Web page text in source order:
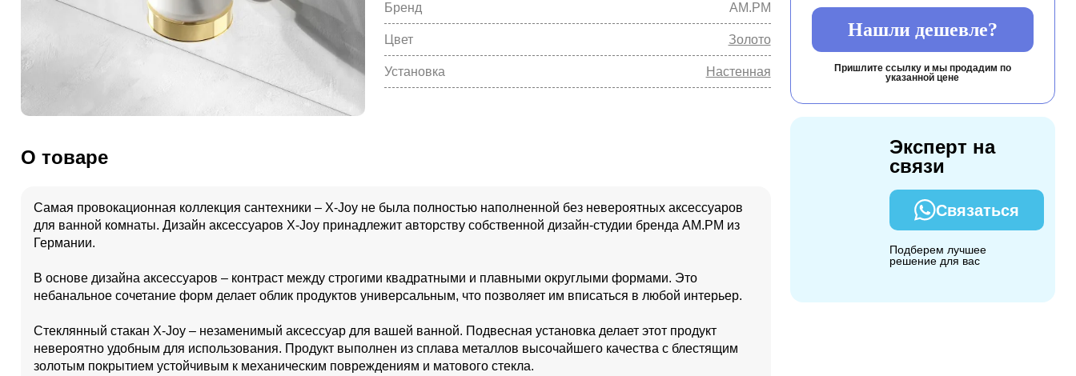
Бренд AM.PM
Цвет Золото
Установка Настенная
Нашли дешевле?
Пришлите ссылку и мы продадим по
указанной цене
Эксперт на
связи
Связаться
Подберем лучшее
решение для вас
О товаре
Самая провокационная коллекция сантехники – X-Joy не была полностью наполненной без невероятных аксессуаров
для ванной комнаты. Дизайн аксессуаров X-Joy принадлежит авторству собственной дизайн-студии бренда AM.PM из
Германии.
В основе дизайна аксессуаров – контраст между строгими квадратными и плавными округлыми формами. Это
небанальное сочетание форм делает облик продуктов универсальным, что позволяет им вписаться в любой интерьер.
Стеклянный стакан X-Joy – незаменимый аксессуар для вашей ванной. Подвесная установка делает этот продукт
невероятно удобным для использования. Продукт выполнен из сплава металлов высочайшего качества с блестящим
золотым покрытием устойчивым к механическим повреждениям и матового стекла.